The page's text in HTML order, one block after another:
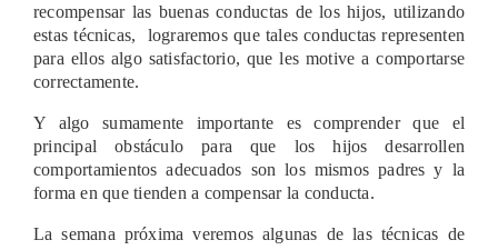
recompensar las buenas conductas de los hijos, utilizando
estas técnicas, lograremos que tales conductas representen
para ellos algo satisfactorio, que les motive a comportarse
correctamente.
Y algo sumamente importante es comprender que el
principal obstáculo para que los hijos desarrollen
comportamientos adecuados son los mismos padres y la
forma en que tienden a compensar la conducta.
La semana próxima veremos algunas de las técnicas de